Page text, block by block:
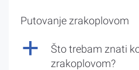
Putovanje zrakoplovom
a
Što trebam znati
zrakoplovom?